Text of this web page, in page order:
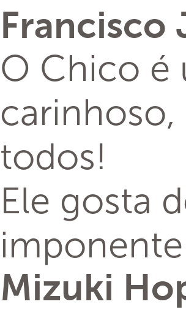
Francisco
O Chico é
carinhoso,
todos!
Ele gosta
Mizuki